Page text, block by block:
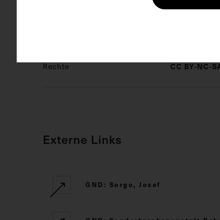
Rechte CC BY-NC-
Externe Links
GND: Sorgo, Josef